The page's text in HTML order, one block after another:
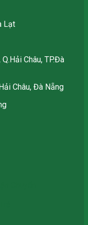
Lạt
Châu, TP.Đà
Châu, Đà Nẵng